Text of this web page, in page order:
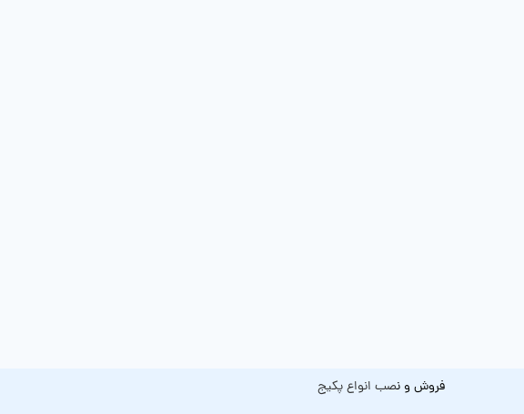
فروش و نصب انواع پکیج